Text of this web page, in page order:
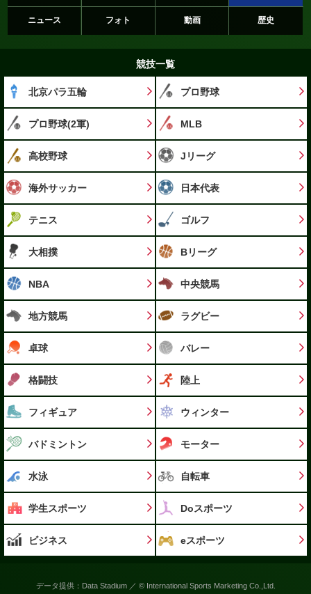
ニュース フォト 動画 歴史
競技一覧
北京パラ五輪 プロ野球
プロ野球(2軍) MLB
高校野球 Jリーグ
海外サッカー 日本代表
テニス ゴルフ
大相撲 Bリーグ
NBA 中央競馬
地方競馬 ラグビー
卓球 バレー
格闘技 陸上
フィギュア ウィンター
バドミントン モーター
水泳 自転車
学生スポーツ Doスポーツ
ビジネス eスポーツ
データ提供：Data Stadium ／ © International Sports Marketing Co.,Ltd.